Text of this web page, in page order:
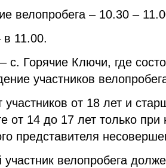
велопробега – 10.30 –
в 11.00.
с. Горячие Ключи, где
участников
участников от 18 лет и
от 14 до 17 лет только
представителя
велопробега